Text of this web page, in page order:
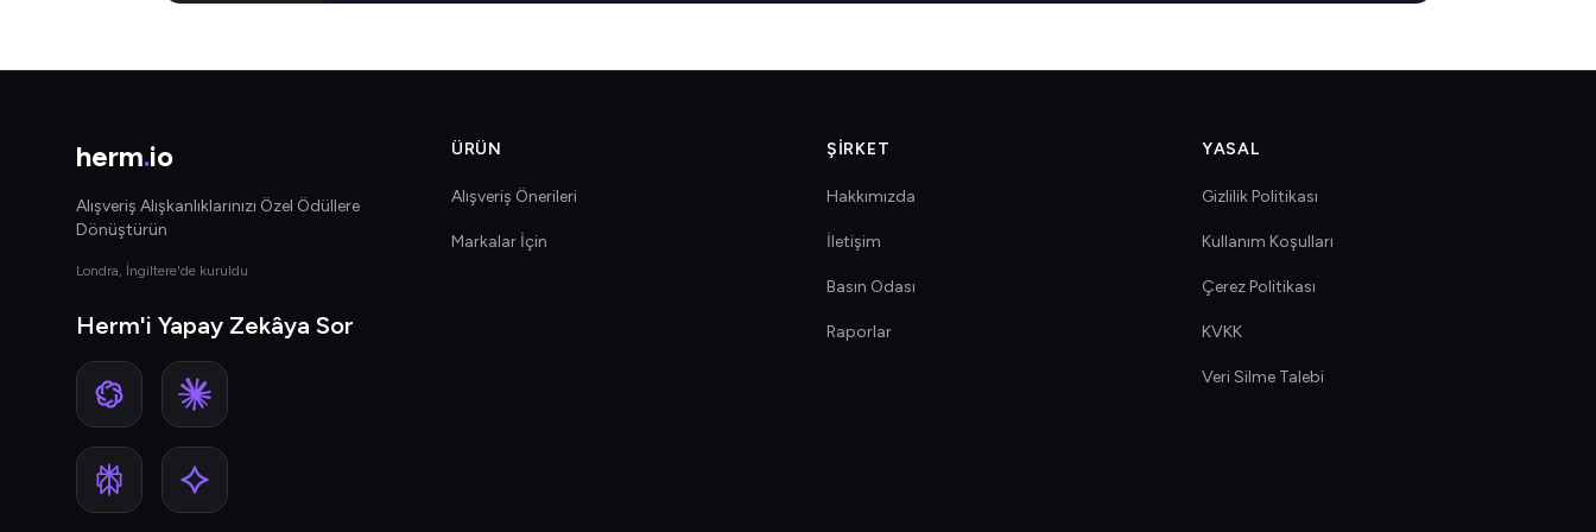
herm.io
Alışveriş Alışkanlıklarınızı Özel Ödüllere
Dönüştürün
Londra, İngiltere'de kuruldu
Herm'i Yapay Zekâya Sor
ÜRÜN
Alışveriş Önerileri
Markalar İçin
ŞIRKET
Hakkımızda
İletişim
Basın Odası
Raporlar
YASAL
Gizlilik Politikası
Kullanım Koşulları
Çerez Politikası
KVKK
Veri Silme Talebi